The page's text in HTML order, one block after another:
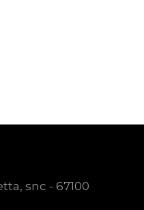
snc - 67100